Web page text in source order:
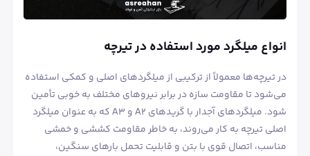
انواع میلگرد مورد استفاده در تیرچه‌
در تیرچه‌ها معمولاً از ترکیبی از میلگردهای اصلی و کمکی استفاده
می‌شود تا مقاومت سازه در برابر نیروهای مختلف به خوبی تأمین
شود. میلگردهای آجدار با گریدهای A2 و A3 که به عنوان میلگرد
اصلی تیرچه به کار می‌روند، به خاطر مقاومت کششی و خمشی
مناسب، اتصال قوی با بتن و قابلیت تحمل بارهای سنگین،